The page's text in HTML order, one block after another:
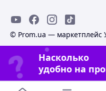
© Prom.ua — маркетплейс
Насколько
удобно на